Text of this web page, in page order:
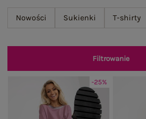
Nowości Sukienki T-shirty
Filtrowanie
-25%